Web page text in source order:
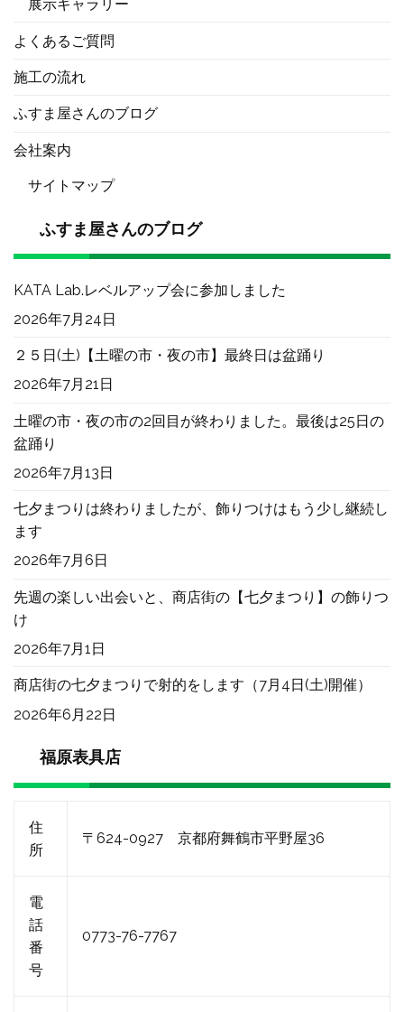
展示ギャラリー
よくあるご質問
施工の流れ
ふすま屋さんのブログ
会社案内
サイトマップ
ふすま屋さんのブログ
KATA Lab.レベルアップ会に参加しました
2026年7月24日
２５日(土)【土曜の市・夜の市】最終日は盆踊り
2026年7月21日
土曜の市・夜の市の2回目が終わりました。最後は25日の
盆踊り
2026年7月13日
七夕まつりは終わりましたが、飾りつけはもう少し継続し
ます
2026年7月6日
先週の楽しい出会いと、商店街の【七夕まつり】の飾りつ
け
2026年7月1日
商店街の七夕まつりで射的をします（7月4日(土)開催）
2026年6月22日
福原表具店
住
所
〒624-0927 京都府舞鶴市平野屋36
電
話
番
号
0773-76-7767